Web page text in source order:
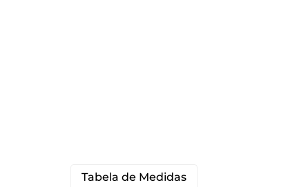
Tabela de Medidas